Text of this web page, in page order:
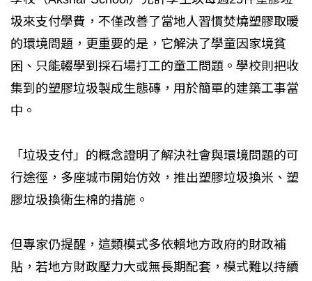
圾來支付學費，不僅改善了當地人習慣焚燒塑膠取暖
的環境問題，更重要的是，它解決了學童因家境貧
困、只能輟學到採石場打工的童工問題。學校則把收
集到的塑膠垃圾製成生態磚，用於簡單的建築工事當
中。
「垃圾支付」的概念證明了解決社會與環境問題的可
行途徑，多座城市開始仿效，推出塑膠垃圾換米、塑
膠垃圾換衛生棉的措施。
但專家仍提醒，這類模式多依賴地方政府的財政補
貼，若地方財政壓力大或無長期配套，模式難以持續